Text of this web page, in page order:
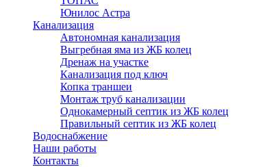
Юнилос Астра
Канализация
Автономная канализация
Выгребная яма из ЖБ колец
Дренаж на участке
Канализация под ключ
Копка траншеи
Монтаж труб канализации
Однокамерный септик из ЖБ колец
Правильный септик из ЖБ колец
Водоснабжение
Наши работы
Контакты